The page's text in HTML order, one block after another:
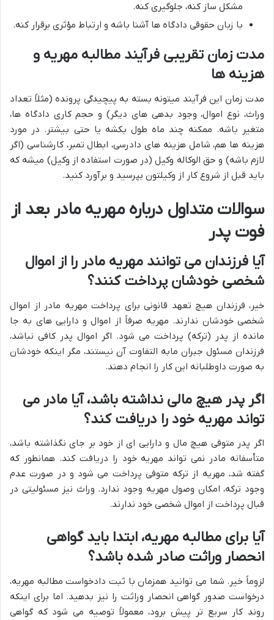
مشکل ساز کنه، جلوگیری کنه.
با زبان حقوقی دادگاه ها آشنا باشه و ارتباط مؤثری برقرار کنه.
مدت زمان تقریبی فرآیند مطالبه مهریه و
هزینه ها
مدت زمان این فرآیند میتونه بسته به پیچیدگی پرونده (مثلاً تعداد
وراث، نوع اموال، وجود بدهی های دیگر) و حجم کاری دادگاه ها،
متغیر باشه. ممکنه چند ماه طول بکشه یا حتی بیشتر. در مورد
هزینه ها هم، شامل هزینه های دادرسی، ابطال تمبر، کارشناسی (اگر
لازم باشه) و حق الوکاله وکیل (در صورت استفاده از وکیل) میشه که
باید قبل از شروع کار از وکیلتون بپرسید و برآورد کنید.
سوالات متداول درباره مهریه مادر بعد از
فوت پدر
آیا فرزندان می توانند مهریه مادر را از اموال
شخصی خودشان پرداخت کنند؟
خیر، فرزندان هیچ تعهد قانونی برای پرداخت مهریه مادر از اموال
شخصی خودشان ندارند. مهریه صرفاً از اموال و دارایی های به جا
مانده از پدر (ترکه) پرداخت می شود. اگر اموال پدر کافی نباشد،
فرزندان مسئول جبران مابه التفاوت آن نیستند، مگر اینکه خودشان
به صورت داوطلبانه این کار را انجام دهند.
اگر پدر هیچ مالی نداشته باشد، آیا مادر می
تواند مهریه خود را دریافت کند؟
اگر پدر متوفی هیچ مال و دارایی ای از خود بر جای نگذاشته باشد،
متأسفانه مادر نمی تواند مهریه خود را دریافت کند. همانطور که
گفته شد، مهریه از ترکه متوفی پرداخت می شود و در صورت عدم
وجود ترکه، امکان وصول مهریه وجود ندارد. وراث نیز مسئولیتی در
قبال پرداخت از اموال شخصی خود ندارند.
آیا برای مطالبه مهریه، ابتدا باید گواهی
انحصار وراثت صادر شده باشد؟
لزوماً خیر. شما می توانید همزمان با ثبت دادخواست مطالبه مهریه،
درخواست صدور گواهی انحصار وراثت را نیز بدهید. اما برای اینکه
روند کار سریع تر پیش برود، معمولاً توصیه می شود که گواهی